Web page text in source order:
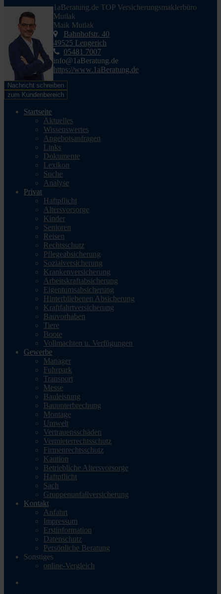
1aBeratung.de TOP Versicherungsmaklerbüro
Mutlak
Maik Mutlak
Bahnhofstr. 40
49525 Lengerich
05481 7007
info@1aBeratung.de
https://www.1aBeratung.de
Nachricht schreiben
zum Kundenbereich
Startseite
Aktuelles
Wissenswertes
Angebotsanfragen
Links
Dokumente
Lexikon
Suche
Analyse
Privat
Haftpflicht
Altersvorsorge
Kinder
Senioren
Reisen
Rechtsschutz
Pflegeabsicherung
Sozialversicherung
Krankenversicherung
Arbeitskraftabsicherung
Eigentumsabsicherung
Hinterbliebenen Absicherung
Kraftfahrtversicherung
Bauvorhaben
Tiere
Boote
Vollmachten u. Verfügungen
Gewerbe
Manager
Fuhrpark
Transport
Messe
Bauleistung
Bauunterbrechung
Montage
Umwelt
Vertrauensschäden
Vermieterrechtsschutz
Firmenrechtsschutz
Kaution
Betriebliche Altersvorsorge
Haftpflicht
Sach
Gruppenunfallversicherung
Kontakt
Anfahrt
Impressum
Erstinformation
Datenschutz
Persönliche Beratung
Sonstiges
online-Vergleich